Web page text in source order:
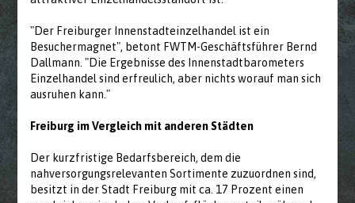
"Der Freiburger Innenstadteinzelhandel ist ein
Besuchermagnet", betont FWTM-Geschäftsführer Bernd
Dallmann. "Die Ergebnisse des Innenstadtbarometers
Einzelhandel sind erfreulich, aber nichts worauf man sich
ausruhen kann."
Freiburg im Vergleich mit anderen Städten
Der kurzfristige Bedarfsbereich, dem die
nahversorgungsrelevanten Sortimente zuzuordnen sind,
besitzt in der Stadt Freiburg mit ca. 17 Prozent einen